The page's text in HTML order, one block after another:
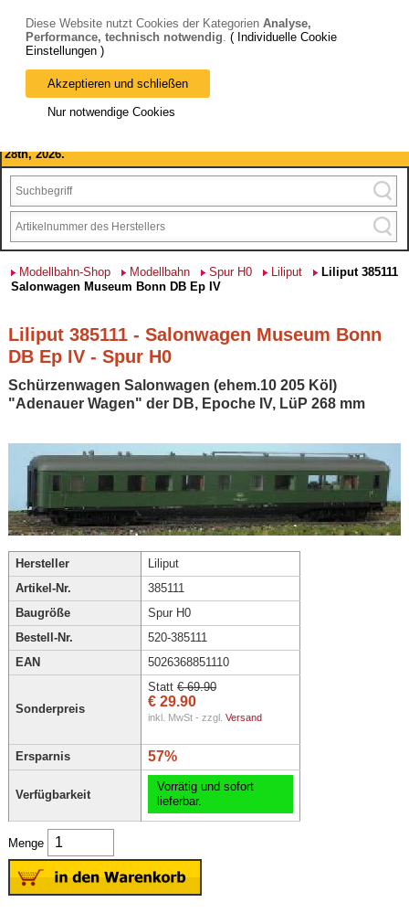
Bitte beachten Sie: wir machen Betriebsferien, vom 03. bis 28.
August 2026 haben wir geschlossen.
28th, 2026.
Modellbahn-Shop Modellbahn Spur H0 Liliput
Liliput 385111
Salonwagen Museum Bonn DB Ep IV
Liliput 385111 - Salonwagen Museum Bonn
DB Ep IV - Spur H0
Schürzenwagen Salonwagen (ehem.10 205 Köl)
"Adenauer Wagen" der DB, Epoche IV, LüP 268 mm
Hersteller
Liliput
Artikel-Nr.
385111
Baugröße
Spur H0
Bestell-Nr.
520-385111
EAN
5026368851110
Sonderpreis
Statt € 69.90
€ 29.90
inkl. MwSt - zzgl. Versand
Ersparnis 57%
Verfügbarkeit
Vorrätig und sofort
lieferbar.
Menge
Diese Website nutzt Cookies der Kategorien Analyse,
Performance, technisch notwendig. ( Individuelle Cookie
Einstellungen )
Akzeptieren und schließen
Nur notwendige Cookies